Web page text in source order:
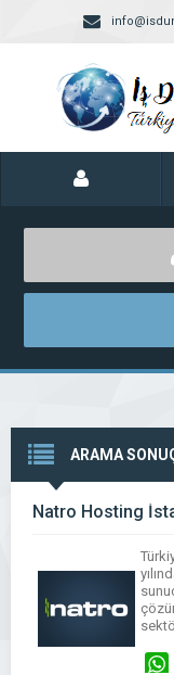
ARAMA
Natro Hosting